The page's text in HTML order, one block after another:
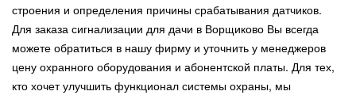
строения и определения причины срабатывания датчиков.
Для заказа сигнализации для дачи в Ворщиково Вы всегда
можете обратиться в нашу фирму и уточнить у менеджеров
цену охранного оборудования и абонентской платы. Для тех,
кто хочет улучшить функционал системы охраны, мы